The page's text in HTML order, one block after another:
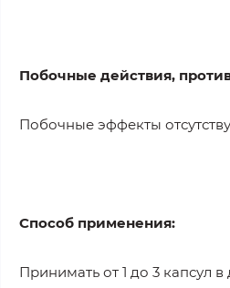
Побочные действия,
Побочные эффекты
Способ применения:
Принимать от 1 до 3 капсул